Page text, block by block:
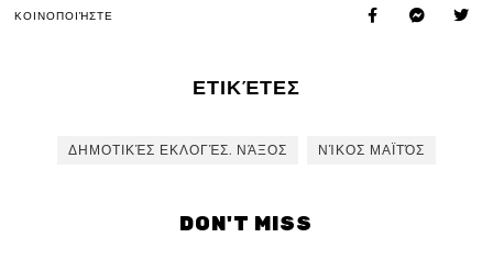
ΚΟΙΝΟΠΟΙΉΣΤΕ
ΕΤΙΚΈΤΕΣ
ΔΗΜΟΤΙΚΈΣ ΕΚΛΟΓΈΣ. ΝΆΞΟΣ ΝΊΚΟΣ ΜΑΪΤΌΣ
DON'T MISS